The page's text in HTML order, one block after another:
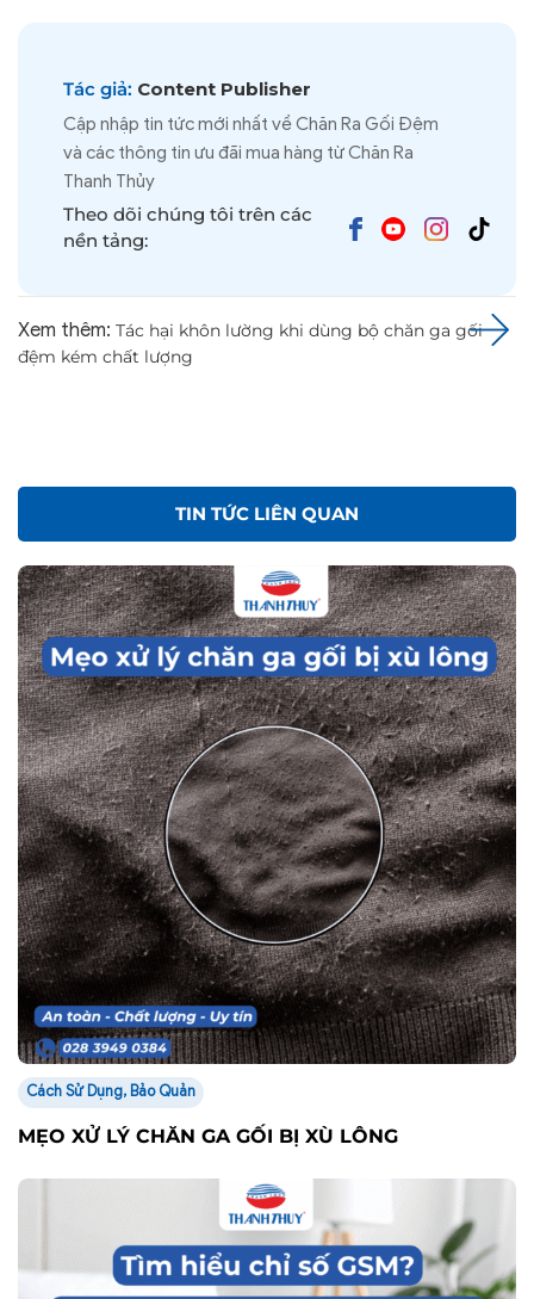
Tác giả: Content Publisher
Cập nhập tin tức mới nhất về Chăn Ra Gối Đệm
và các thông tin ưu đãi mua hàng từ Chăn Ra
Thanh Thủy
Theo dõi chúng tôi trên các
nền tảng:
Xem thêm: Tác hại khôn lường khi dùng bộ chăn ga gối
đệm kém chất lượng
TIN TỨC LIÊN QUAN
Cách Sử Dụng, Bảo Quản
MẸO XỬ LÝ CHĂN GA GỐI BỊ XÙ LÔNG